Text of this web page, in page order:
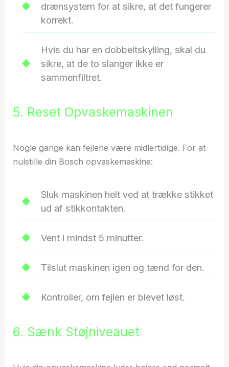
drænsystem for at sikre, at det fungerer
korrekt.
Hvis du har en dobbeltskylling, skal du
sikre, at de to slanger ikke er
sammenfiltret.
5. Reset Opvaskemaskinen
Nogle gange kan fejlene være midlertidige. For at
nulstille din Bosch opvaskemaskine:
Sluk maskinen helt ved at trække stikket
ud af stikkontakten.
Vent i mindst 5 minutter.
Tilslut maskinen igen og tænd for den.
Kontroller, om fejlen er blevet løst.
6. Sænk Støjniveauet